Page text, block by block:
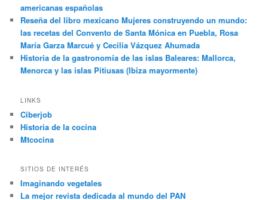
americanas españolas
Reseña del libro mexicano Mujeres construyendo un mundo:
las recetas del Convento de Santa Mónica en Puebla, Rosa
María Garza Marcué y Cecilia Vázquez Ahumada
Historia de la gastronomía de las islas Baleares: Mallorca,
Menorca y las islas Pitiusas (Ibiza mayormente)
LINKS
Ciberjob
Historia de la cocina
Mtcocina
SITIOS DE INTERÉS
Imaginando vegetales
La mejor revista dedicada al mundo del PAN